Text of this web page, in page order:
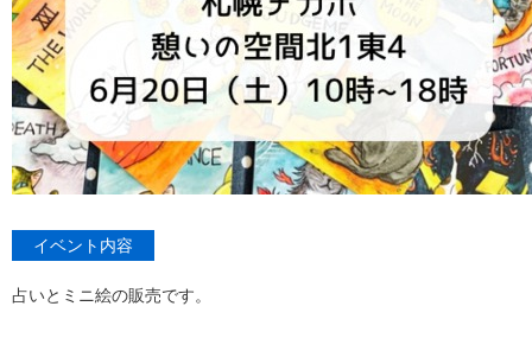
イベント内容
占いとミニ絵の販売です。